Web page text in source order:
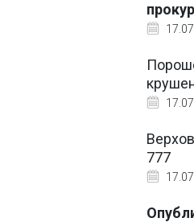
777